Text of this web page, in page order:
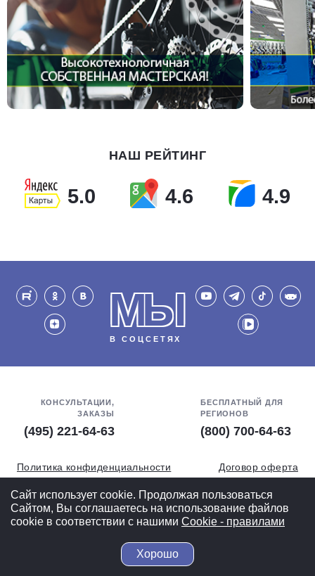
НАШ РЕЙТИНГ
5.0 4.6 4.9
МЫ
В СОЦСЕТЯХ
КОНСУЛЬТАЦИИ,
ЗАКАЗЫ
(495) 221-64-63
БЕСПЛАТНЫЙ ДЛЯ
РЕГИОНОВ
(800) 700-64-63
Политика конфиденциальности
Договор оферта
Обработка персональных данных
СОУТ
Полная версия
© 2004-2026 ВелоСклад.ру - более 20 лет радуем Вас!
Сайт использует cookie. Продолжая пользоваться
Сайтом, Вы соглашаетесь на использование файлов
cookie в соответствии с нашими Cookiе - правилами
Хорошо